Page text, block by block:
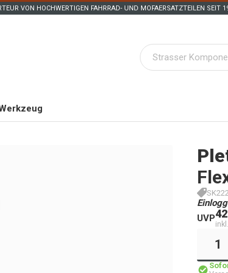
VON HOCHWERTIGEN FAHRRAD- UND MOFAERSATZTEILEN SEIT
UVP